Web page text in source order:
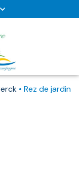
Berck Rez de jardin